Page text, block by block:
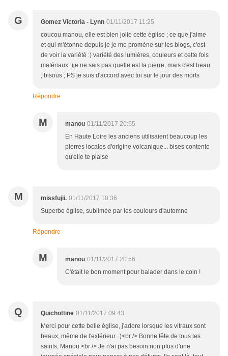
G Gomez Victoria - Lynn 01/11/2017 11:25
coucou manou, elle est bien jolie cette église ; ce que j'aime
et qui m'étonne depuis je je me promène sur les blogs, c'est
de voir la variété :) variété des lumières, couleurs et cette fois
matériaux :)je ne sais pas quelle est la pierre, mais c'est beau
; bisous ; PS je suis d'accord avec toi sur le jour des morts
Répondre
M manou 01/11/2017 20:55
En Haute Loire les anciens utilisaient beaucoup les
pierres locales d'origine volcanique... bises contente
qu'elle te plaise
M missfujii. 01/11/2017 10:36
Superbe église, sublimée par les couleurs d'automne
Répondre
M manou 01/11/2017 20:56
C'était le bon moment pour balader dans le coin !
Q Quichottine 01/11/2017 09:43
Merci pour cette belle église, j'adore lorsque les vitraux sont
beaux, même de l'extérieur. :)<br /> Bonne fête de tous les
saints, Manou.<br /> Je n'ai pas besoin non plus d'une